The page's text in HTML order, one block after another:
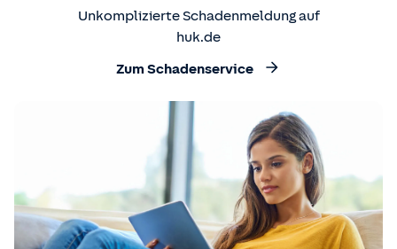
Unkomplizierte Schadenmeldung auf
huk.de
Zum Schadenservice